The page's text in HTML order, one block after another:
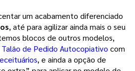
um acabamento diferenciado
, até para agilizar ainda mais o seu
blocos de outros modelos,
Talão de Pedido Autocopiativo com
, e ainda a opção de